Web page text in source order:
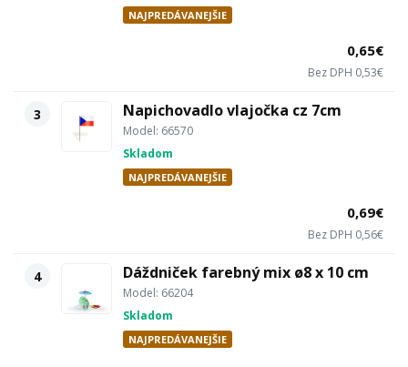
NAJPREDÁVANEJŠIE
0,65€
Bez DPH 0,53€
3 Napichovadlo vlajočka cz 7cm
Model: 66570
Skladom
NAJPREDÁVANEJŠIE
0,69€
Bez DPH 0,56€
4 Dáždniček farebný mix ø8 x 10 cm
Model: 66204
Skladom
NAJPREDÁVANEJŠIE